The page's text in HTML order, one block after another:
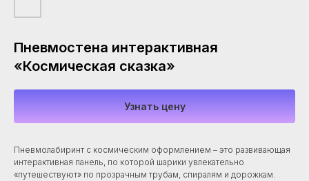
Пневмостена интерактивная
«Космическая сказка»
Узнать цену
Пневмолабиринт с космическим оформлением – это развивающая
интерактивная панель, по которой шарики увлекательно
«путешествуют» по прозрачным трубам, спиралям и дорожкам.